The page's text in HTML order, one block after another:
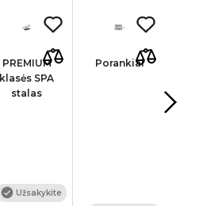
PREMIUM
klasės SPA
stalas
Užsakykite
Porankiai